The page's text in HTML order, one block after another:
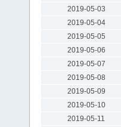
2019-05-03
2019-05-04
2019-05-05
2019-05-06
2019-05-07
2019-05-08
2019-05-09
2019-05-10
2019-05-11